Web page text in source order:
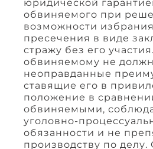
юридической
обвиняемого при
возможности
пресечения в виде
стражу без его
обвиняемому не
неоправданные
ставящие его в
положение в
обвиняемыми,
уголовно-
обязанности и не
производству по делу.